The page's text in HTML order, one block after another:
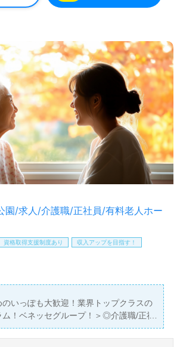
上。ご利用者様の30日後の『変化』に感
を増やしたい』『資格や介護職経験を
謝と感動、やりがいを大切に仕事をした
ワク溢れるデイサービスで働きたい』
きたい』『施設形態や環境を変えて仕事
大歓迎です。働き方や選考フロー等、
トよりご案内します。お問い合わせも遠
す。
！医療/福祉業界の正社員/パート求人探
介護】＊求人情報収集、将来的に検討の
電話などご希望に応じてお問い合わせ/ご
相談、求人紹介、年収交渉など完全無
いただけます。＜非公開求人も取扱い
"のプロと一緒に転職活動！お問い合わ
園/求人/介護職/正社員/有料老人ホー
資格取得支援制度あり 収入アップを目指す！
のいっぽも大歓迎！業界トップクラスの
！ベネッセグループ！＞◎介護職/正社
296,500円 /賞与2回 】【同時募集：チ